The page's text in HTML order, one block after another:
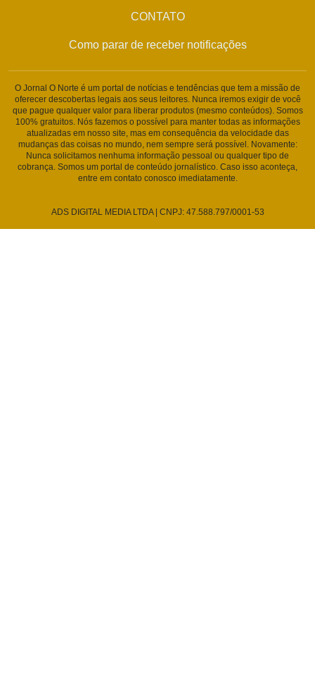
CONTATO
Como parar de receber notificações
O Jornal O Norte é um portal de notícias e tendências que tem a missão de
oferecer descobertas legais aos seus leitores. Nunca iremos exigir de você
que pague qualquer valor para liberar produtos (mesmo conteúdos). Somos
100% gratuitos. Nós fazemos o possível para manter todas as informações
atualizadas em nosso site, mas em consequência da velocidade das
mudanças das coisas no mundo, nem sempre será possível. Novamente:
Nunca solicitamos nenhuma informação pessoal ou qualquer tipo de
cobrança. Somos um portal de conteúdo jornalístico. Caso isso aconteça,
entre em contato conosco imediatamente.
ADS DIGITAL MEDIA LTDA | CNPJ: 47.588.797/0001-53